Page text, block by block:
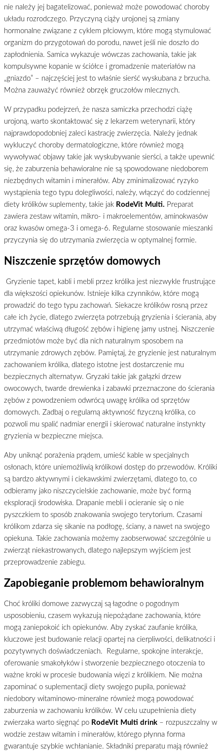
nie należy jej bagatelizować, ponieważ może powodować choroby
układu rozrodczego. Przyczyną ciąży urojonej są zmiany
hormonalne związane z cyklem płciowym, które mogą stymulować
organizm do przygotowań do porodu, nawet jeśli nie doszło do
zapłodnienia. Samica wykazuje wówczas zachowania, takie jak
kompulsywne kopanie w ściółce i gromadzenie materiałów na
„gniazdo” – najczęściej jest to właśnie sierść wyskubana z brzucha.
Można zauważyć również obrzęk gruczołów mlecznych.
W przypadku podejrzeń, że nasza samiczka przechodzi ciążę
urojoną, warto skontaktować się z lekarzem weterynarii, który
najprawdopodobniej zaleci kastrację zwierzęcia. Należy jednak
wykluczyć choroby dermatologiczne, które również mogą
wywoływać objawy takie jak wyskubywanie sierści, a także upewnić
się, że zaburzenia behawioralne nie są spowodowane niedoborem
niezbędnych witamin i minerałów. Aby zminimalizować ryzyko
wystąpienia tego typu dolegliwości, należy, włączyć do codziennej
diety królików suplementy, takie jak RodeVit Multi. Preparat
zawiera zestaw witamin, mikro- i makroelementów, aminokwasów
oraz kwasów omega-3 i omega-6. Regularne stosowanie mieszanki
przyczynia się do utrzymania zwierzęcia w optymalnej formie.
Niszczenie sprzętów domowych
Gryzienie tapet, kabli i mebli przez królika jest niezwykle frustrujące
dla większości opiekunów. Istnieje kilka czynników, które mogą
prowadzić do tego typu zachowań. Siekacze królików rosną przez
całe ich życie, dlatego zwierzęta potrzebują gryzienia i ścierania, aby
utrzymać właściwą długość zębów i higienę jamy ustnej. Niszczenie
przedmiotów może być dla nich naturalnym sposobem na
utrzymanie zdrowych zębów. Pamiętaj, że gryzienie jest naturalnym
zachowaniem królika, dlatego istotne jest dostarczenie mu
bezpiecznych alternatyw. Gryzaki takie jak gałązki drzew
owocowych, twarde drewienka i zabawki przeznaczone do ścierania
zębów z powodzeniem odwrócą uwagę królika od sprzętów
domowych. Zadbaj o regularną aktywność fizyczną królika, co
pozwoli mu spalić nadmiar energii i skierować naturalne instynkty
gryzienia w bezpieczne miejsca.
Aby uniknąć porażenia prądem, umieść kable w specjalnych
osłonach, które uniemożliwią królikowi dostęp do przewodów. Króliki
są bardzo aktywnymi i ciekawskimi zwierzętami, dlatego to, co
odbieramy jako niszczycielskie zachowanie, może być formą
eksploracji środowiska. Drapanie mebli i ocieranie się o nie
pyszczkiem to sposób znakowania swojego terytorium. Czasami
królikom zdarza się sikanie na podłogę, ściany, a nawet na swojego
opiekuna. Takie zachowania możemy zaobserwować szczególnie u
zwierząt niekastrowanych, dlatego najlepszym wyjściem jest
przeprowadzenie zabiegu.
Zapobieganie problemom behawioralnym
Choć króliki domowe zazwyczaj są łagodne o pogodnym
usposobieniu, czasem wykazują niepożądane zachowania, które
mogą zaniepokoić ich opiekunów. Aby zyskać zaufanie królika,
kluczowe jest budowanie relacji opartej na cierpliwości, delikatności i
pozytywnych doświadczeniach. Regularne, spokojne interakcje,
oferowanie smakołyków i stworzenie bezpiecznego otoczenia to
ważne kroki w procesie budowania więzi z królikiem. Nie można
zapominać o suplementacji diety swojego pupila, ponieważ
niedobory witaminowo-mineralne również mogą powodować
zaburzenia w zachowaniu królików. W celu uzupełnienia diety
zwierzaka warto sięgnąć po RodeVit Multi drink – rozpuszczalny w
wodzie zestaw witamin i minerałów, którego płynna forma
gwarantuje szybkie wchłanianie. Składniki preparatu mają również